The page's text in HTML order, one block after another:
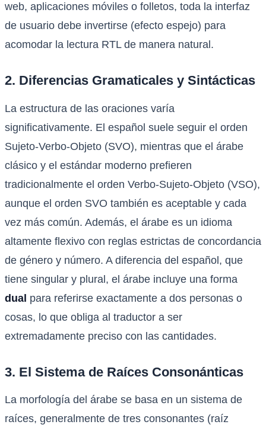
web, aplicaciones móviles o folletos, toda la interfaz
de usuario debe invertirse (efecto espejo) para
acomodar la lectura RTL de manera natural.
2. Diferencias Gramaticales y Sintácticas
La estructura de las oraciones varía
significativamente. El español suele seguir el orden
Sujeto-Verbo-Objeto (SVO), mientras que el árabe
clásico y el estándar moderno prefieren
tradicionalmente el orden Verbo-Sujeto-Objeto (VSO),
aunque el orden SVO también es aceptable y cada
vez más común. Además, el árabe es un idioma
altamente flexivo con reglas estrictas de concordancia
de género y número. A diferencia del español, que
tiene singular y plural, el árabe incluye una forma
dual para referirse exactamente a dos personas o
cosas, lo que obliga al traductor a ser
extremadamente preciso con las cantidades.
3. El Sistema de Raíces Consonánticas
La morfología del árabe se basa en un sistema de
raíces, generalmente de tres consonantes (raíz